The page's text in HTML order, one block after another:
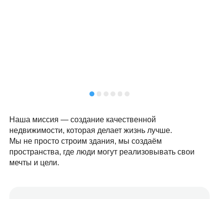
Наша миссия — создание качественной
недвижимости, которая делает жизнь лучше.
Мы не просто строим здания, мы создаём
пространства, где люди могут реализовывать свои
мечты и цели.